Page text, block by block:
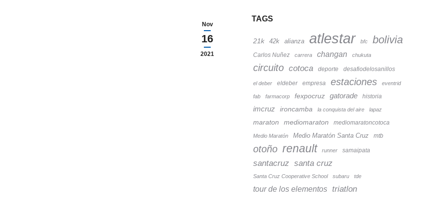
Nov
16
2021
TAGS
21k 42k alianza atlestar bfc bolivia
Carlos Nuñez carrera changan chukuta
circuito cotoca deporte desafiodelosanillos
el deber eldeber empresa estaciones eventrid
fab farmacorp fexpocruz gatorade historia
imcruz ironcamba la conquista del aire lapaz
maraton mediomaraton mediomaratoncotoca
Medio Maratón Medio Maratón Santa Cruz mtb
otoño renault runner samaipata
santacruz santa cruz
Santa Cruz Cooperative School subaru tde
tour de los elementos triatlon